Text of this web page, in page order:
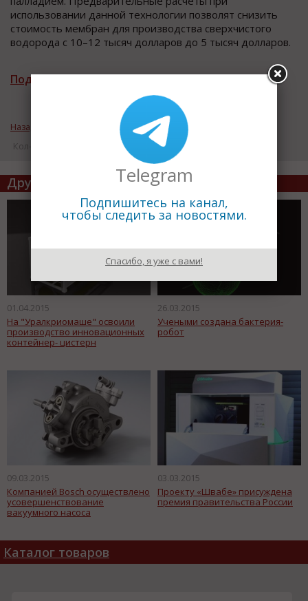
использовании данной технологии позволят снизить
стоимость мембран для производства сверхчистого
водорода с 10–12 тысяч долларов до 5 тысяч долларов.
Подписаться на рассылку новостей
Назад к рубрике «Инновации»
Кол-во просмотров: 17430
Другие статьи по теме
01.04.2015
На "Уралкриомаше" освоили
производство инновационных
контейнер- цистерн
26.03.2015
Учеными создана бактерия-
робот
09.03.2015
Компанией Bosch осуществлено
усовершенствование
вакуумного насоса
03.03.2015
Проекту «Швабе» присуждена
премия правительства России
Каталог товаров
Telegram
Подпишитесь на канал,
чтобы следить за новостями.
Спасибо, я уже с вами!